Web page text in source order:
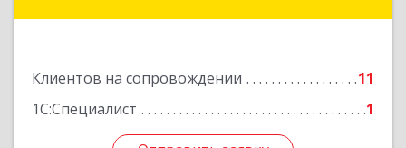
Клиентов на сопровождении
11
1С:Специалист
1